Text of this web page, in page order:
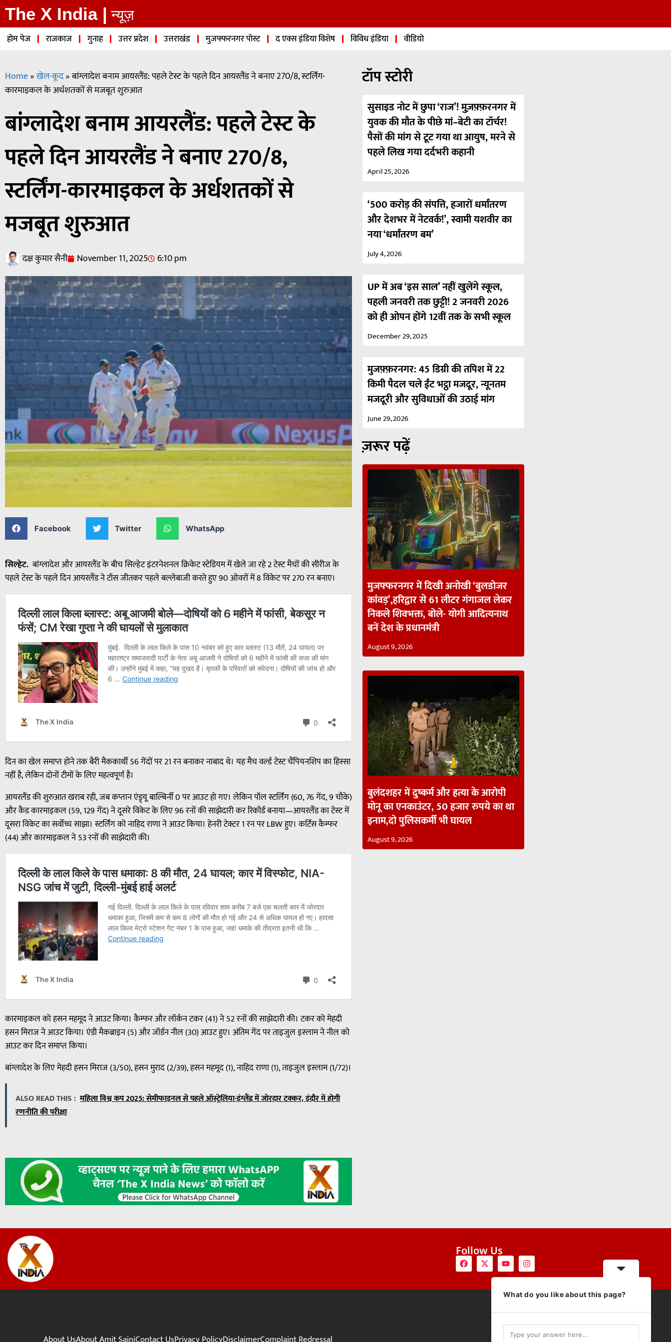
The X India | न्यूज़
होम पेज राजकाज गुनाह उत्तर प्रदेश उत्तराखंड मुजफ्फरनगर पोस्ट द एक्स इंडिया विशेष विविध इंडिया वीडियो
Home»खेल-कूद»बांग्लादेश बनाम आयरलैंड: पहले टेस्ट के पहले दिन आयरलैंड ने बनाए 270/8, स्टर्लिंग-
कारमाइकल के अर्धशतकों से मजबूत शुरुआत
बांग्लादेश बनाम आयरलैंड: पहले टेस्ट के
पहले दिन आयरलैंड ने बनाए 270/8,
स्टर्लिंग-कारमाइकल के अर्धशतकों से
मजबूत शुरुआत
दक्ष कुमार सैनी November 11, 2025 6:10 pm
Facebook Twitter WhatsApp
सिल्हेट. बांग्लादेश और आयरलैंड के बीच सिल्हेट इंटरनेशनल क्रिकेट स्टेडियम में खेले जा रहे 2 टेस्ट मैचों की सीरीज के
पहले टेस्ट के पहले दिन आयरलैंड ने टॉस जीतकर पहले बल्लेबाजी करते हुए 90 ओवरों में 8 विकेट पर 270 रन बनाए।
दिन का खेल समाप्त होने तक बैरी मैककार्थी 56 गेंदों पर 21 रन बनाकर नाबाद थे। यह मैच वर्ल्ड टेस्ट चैंपियनशिप का हिस्सा
नहीं है, लेकिन दोनों टीमों के लिए महत्वपूर्ण है।
आयरलैंड की शुरुआत खराब रही, जब कप्तान एंड्र्यू बाल्बिर्नी 0 पर आउट हो गए। लेकिन पॉल स्टर्लिंग (60, 76 गेंद, 9 चौके)
और कैड कारमाइकल (59, 129 गेंद) ने दूसरे विकेट के लिए 96 रनों की साझेदारी कर रिकॉर्ड बनाया—आयरलैंड का टेस्ट में
दूसरा विकेट का सर्वोच्च साझा। स्टर्लिंग को नाहिद राणा ने आउट किया। हेनरी टेक्टर 1 रन पर LBW हुए। कर्टिस कैम्फर
(44) और कारमाइकल ने 53 रनों की साझेदारी की।
कारमाइकल को हसन महमूद ने आउट किया। कैम्फर और लॉर्कन टकर (41) ने 52 रनों की साझेदारी की। टकर को मेहदी
हसन मिराज ने आउट किया। एंडी मैकब्राइन (5) और जॉर्डन नील (30) आउट हुए। अंतिम गेंद पर ताइजुल इस्लाम ने नील को
आउट कर दिन समाप्त किया।
बांग्लादेश के लिए मेहदी हसन मिराज (3/50), हसन मुराद (2/39), हसन महमूद (1), नाहिद राणा (1), ताइजुल इस्लाम (1/72)।
ALSO READ THIS : महिला विश्व कप 2025: सेमीफाइनल से पहले ऑस्ट्रेलिया-इंग्लैंड में जोरदार टक्कर, इंदौर में होगी
रणनीति की परीक्षा
टॉप स्टोरी
सुसाइड नोट में छुपा ‘राज’! मुज़फ़्फ़रनगर में
युवक की मौत के पीछे मां–बेटी का टॉर्चर!
पैसों की मांग से टूट गया था आयुष, मरने से
पहले लिख गया दर्दभरी कहानी
April 25, 2026
‘500 करोड़ की संपत्ति, हजारों धर्मांतरण
और देशभर में नेटवर्क!’, स्वामी यशवीर का
नया ‘धर्मांतरण बम’
July 4, 2026
UP में अब ‘इस साल’ नहीं खुलेंगे स्कूल,
पहली जनवरी तक छुट्टी! 2 जनवरी 2026
को ही ओपन होंगे 12वीं तक के सभी स्कूल
December 29, 2025
मुजफ़्फ़रनगर: 45 डिग्री की तपिश में 22
किमी पैदल चले ईंट भट्ठा मजदूर, न्यूनतम
मजदूरी और सुविधाओं की उठाई मांग
June 29, 2026
ज़रूर पढ़ें
मुजफ्फरनगर में दिखी अनोखी ‘बुलडोजर
कांवड़’,हरिद्वार से 61 लीटर गंगाजल लेकर
निकले शिवभक्त, बोले- योगी आदित्यनाथ
बनें देश के प्रधानमंत्री
August 9, 2026
बुलंदशहर में दुष्कर्म और हत्या के आरोपी
मोनू का एनकाउंटर, 50 हजार रुपये का था
इनाम,दो पुलिसकर्मी भी घायल
August 9, 2026
Follow Us
What do you like about this page?